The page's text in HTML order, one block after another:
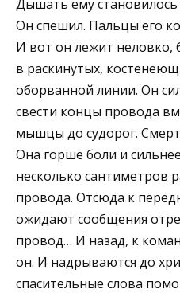
Дышать ему становилось
Он спешил. Пальцы его
И вот он лежит неловко,
в раскинутых,
оборванной линии. Он
свести концы провода
мышцы до судорог.
Она горше боли и
несколько сантиметров
провода. Отсюда к
ожидают сообщения
провод… И назад, к
он. И надрываются до
спасительные слова